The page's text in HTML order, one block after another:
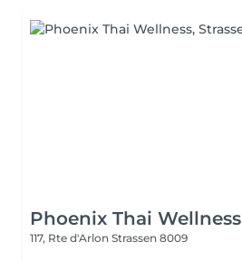
Phoenix Thai Wellness
117, Rte d'Arlon Strassen 8009